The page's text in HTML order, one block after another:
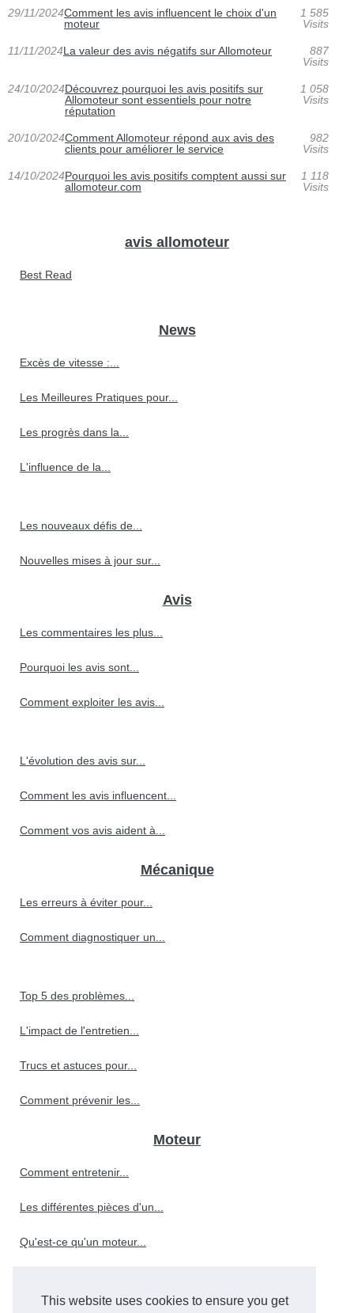
This website uses cookies to ensure you get
29/11/2024Comment les avis influencent le choix d'un
moteur
1 585
Visits
11/11/2024La valeur des avis négatifs sur Allomoteur
887
Visits
24/10/2024Découvrez pourquoi les avis positifs sur
Allomoteur sont essentiels pour notre
réputation
1 058
Visits
20/10/2024Comment Allomoteur répond aux avis des
clients pour améliorer le service
982
Visits
14/10/2024Pourquoi les avis positifs comptent aussi sur
allomoteur.com
1 118
Visits
avis allomoteur
Best Read
News
Excès de vitesse :...
Les Meilleures Pratiques pour...
Les progrès dans la...
L'influence de la...
Les nouveaux défis de...
Nouvelles mises à jour sur...
Avis
Les commentaires les plus...
Pourquoi les avis sont...
Comment exploiter les avis...
L'évolution des avis sur...
Comment les avis influencent...
Comment vos avis aident à...
Mécanique
Les erreurs à éviter pour...
Comment diagnostiquer un...
Top 5 des problèmes...
L'impact de l'entretien...
Trucs et astuces pour...
Comment prévenir les...
Moteur
Comment entretenir...
Les différentes pièces d'un...
Qu'est-ce qu'un moteur...
Le rôle crucial de l'huile...